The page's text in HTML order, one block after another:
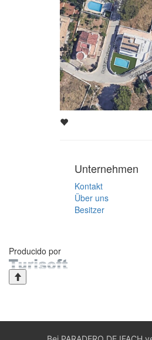
Unternehmen
Kontakt
Über uns
Besitzer
Producido por